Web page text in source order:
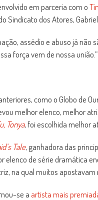
em parceria com o
dos Atores,
assédio e abuso já não
força vem de nossa união.”
como o Globo de
melhor elenco, melhor
Tonya, foi escolhida melhor
Tale, ganhadora das
de série dramática
na qual muitos apostavam
se a artista mais